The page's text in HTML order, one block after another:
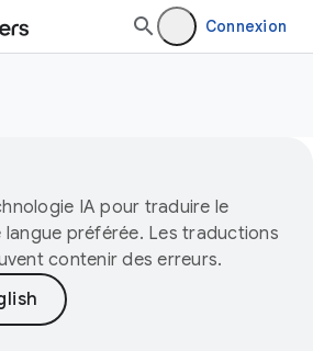
Connexion
IA pour traduire le
préférée. Les traductions
contenir des erreurs.